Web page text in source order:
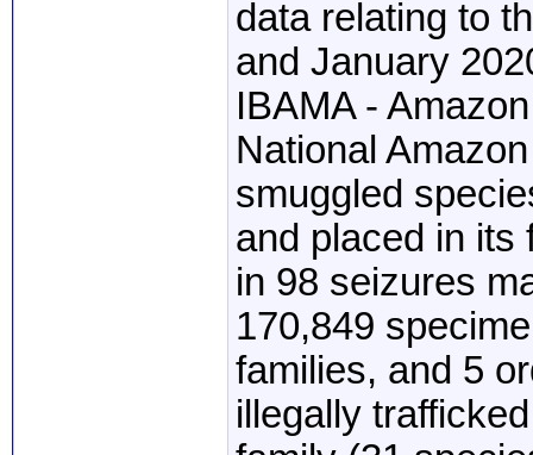
data relating to
and January
IBAMA -
National
smuggled
and placed in its
in 98 seizures
170,849
families, and 5
illegally